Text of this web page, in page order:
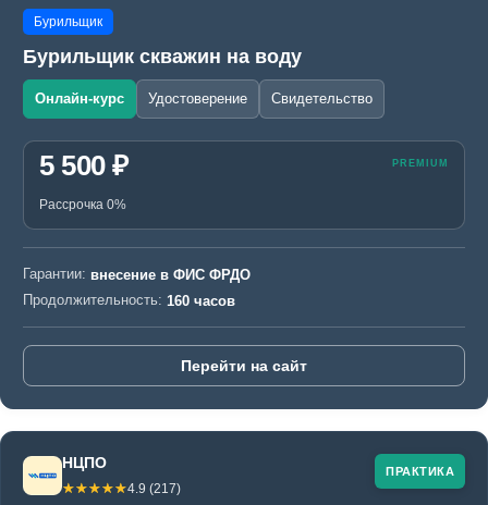
Бурильщик
Бурильщик скважин на воду
Онлайн-курс Удостоверение Свидетельство
5 500 ₽
Рассрочка 0%
Гарантии: внесение в ФИС ФРДО
Продолжительность: 160 часов
Перейти на сайт
ПРАКТИКА
НЦПО
☆☆☆☆☆
★★★★★4.9 (217)